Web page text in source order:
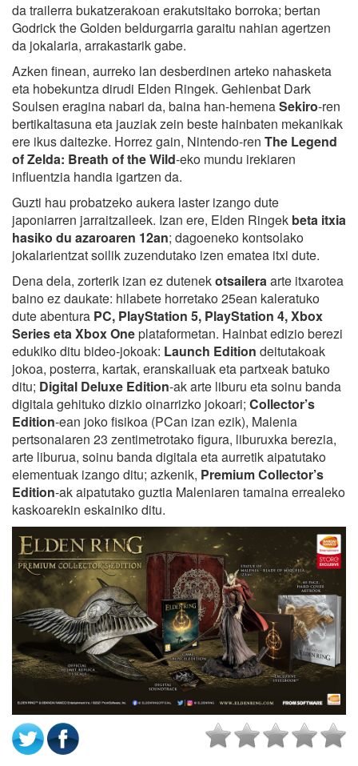
da trailerra bukatzerakoan erakutsitako borroka; bertan
Godrick the Golden beldurgarria garaitu nahian agertzen
da jokalaria, arrakastarik gabe.
Azken finean, aurreko lan desberdinen arteko nahasketa
eta hobekuntza dirudi Elden Ringek. Gehienbat Dark
Soulsen eragina nabari da, baina han-hemenaSekiro-ren
bertikaltasuna eta jauziak zein beste hainbaten mekanikak
ere ikus daitezke. Horrez gain, Nintendo-ren The Legend
of Zelda: Breath of the Wild-eko mundu irekiaren
influentzia handia igartzen da.
Guzti hau probatzeko aukera laster izango dute
japoniarren jarraitzaileek. Izan ere, Elden Ringek beta itxia
hasiko du azaroaren 12an; dagoeneko kontsolako
jokalarientzat soilik zuzendutako izen ematea itxi dute.
Dena dela, zorterik izan ez dutenekotsailera arte itxarotea
baino ez daukate: hilabete horretako 25ean kaleratuko
dute abentura PC, PlayStation 5, PlayStation 4, Xbox
Series eta Xbox Oneplataformetan. Hainbat edizio berezi
edukiko ditu bideo-jokoak: Launch Edition deitutakoak
jokoa, posterra, kartak, eranskailuak eta partxeak batuko
ditu; Digital Deluxe Edition-ak arte liburu eta soinu banda
digitala gehituko dizkio oinarrizko jokoari; Collector’s
Edition-ean joko fisikoa (PCan izan ezik), Malenia
pertsonaiaren 23 zentimetrotako figura, liburuxka berezia,
arte liburua, soinu banda digitala eta aurretik aipatutako
elementuak izango ditu; azkenik, Premium Collector’s
Edition-ak aipatutako guztia Maleniaren tamaina errealeko
kaskoarekin eskainiko ditu.